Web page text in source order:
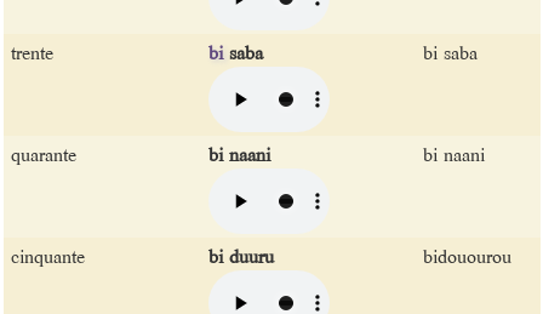
trente bisaba bi saba
quarante bi naani bi naani
cinquante bi duuru bidouourou